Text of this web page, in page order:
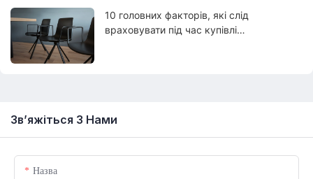
10 головних факторів, які слід
враховувати під час купівлі
Зв’яжіться З Нами
Назва